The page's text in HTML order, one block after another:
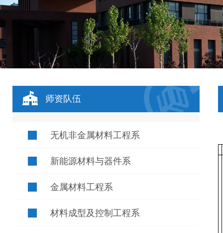
师资队伍
无机非金属材料工程系
新能源材料与器件系
金属材料工程系
材料成型及控制工程系